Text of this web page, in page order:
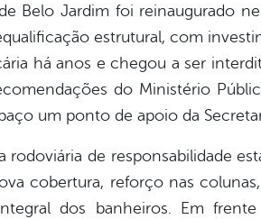
Belo Jardim foi reinaugurado
estrutural, com
há anos e chegou a ser
do Ministério
um ponto de apoio da
rodoviária de responsabilidade
cobertura, reforço nas
dos banheiros. Em